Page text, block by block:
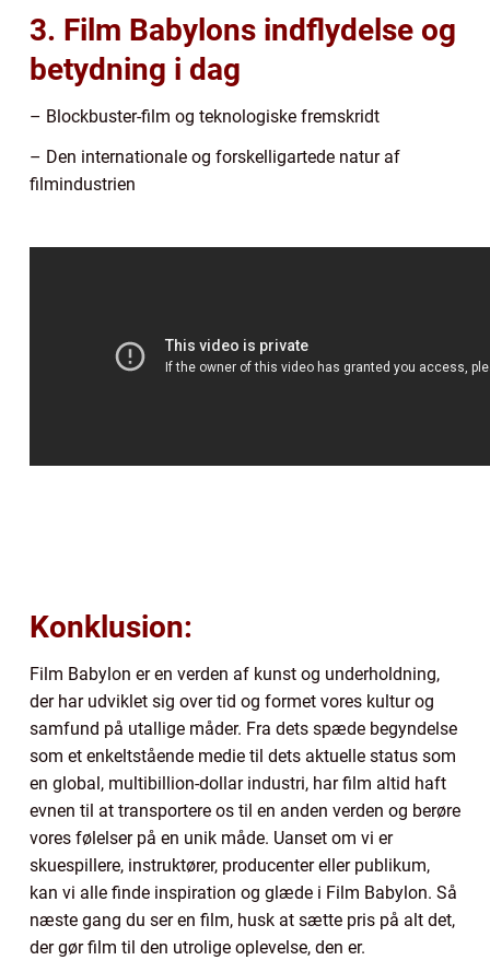
3. Film Babylons indflydelse og
betydning i dag
– Blockbuster-film og teknologiske fremskridt
– Den internationale og forskelligartede natur af
filmindustrien
Konklusion:
Film Babylon er en verden af kunst og underholdning,
der har udviklet sig over tid og formet vores kultur og
samfund på utallige måder. Fra dets spæde begyndelse
som et enkeltstående medie til dets aktuelle status som
en global, multibillion-dollar industri, har film altid haft
evnen til at transportere os til en anden verden og berøre
vores følelser på en unik måde. Uanset om vi er
skuespillere, instruktører, producenter eller publikum,
kan vi alle finde inspiration og glæde i Film Babylon. Så
næste gang du ser en film, husk at sætte pris på alt det,
der gør film til den utrolige oplevelse, den er.